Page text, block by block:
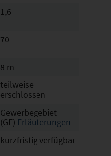
1,6
70
8 m
teilweise
erschlossen
Gewerbegebiet
(GE) Erläuterungen
kurzfristig verfügbar